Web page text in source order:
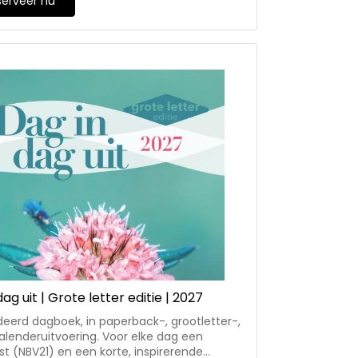
ds. S.A. Meijer, ds. G. Oberink, ds. A.C.
ds. G. Mink, ds. J. Swager en ds. T.
uit | Grote letter editie | 2027
dagboek, in paperback-, grootletter-,
Voor elke dag een
(NBV21) en een korte, inspirerende